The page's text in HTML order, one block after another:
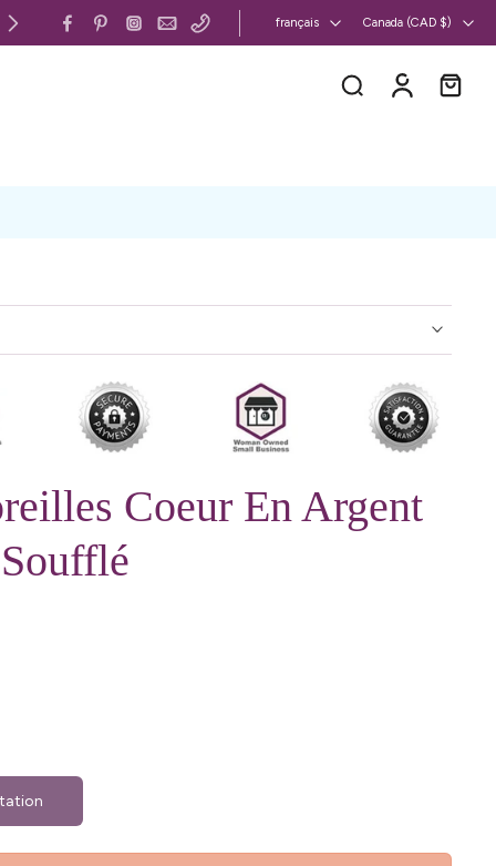
Canada et États-Unis : livraison gratuite
français Canada ‎(CAD $)‎
Coeur En Argent